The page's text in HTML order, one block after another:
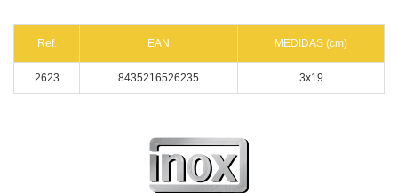
Ref. EAN MEDIDAS (cm)
2623 8435216526235 3x19